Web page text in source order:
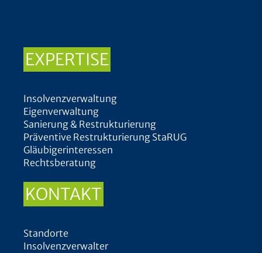
EXPERTISE
Insolvenzverwaltung
Eigenverwaltung
Sanierung & Restrukturierung
Präventive Restrukturierung StaRUG
Gläubigerinteressen
Rechtsberatung
KONTAKT
Standorte
Insolvenzverwalter